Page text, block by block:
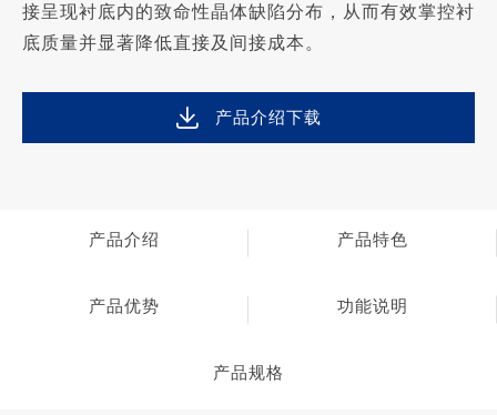
接呈现衬底内的致命性晶体缺陷分布，从而有效掌控衬
底质量并显著降低直接及间接成本。
产品介绍下载
产品介绍 产品特色
产品优势 功能说明
产品规格